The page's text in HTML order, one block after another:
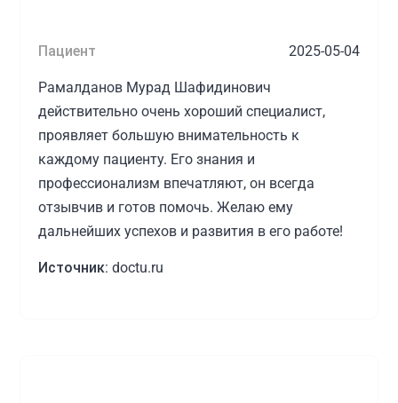
Пациент 2025-05-04
Рамалданов Мурад Шафидинович
действительно очень хороший специалист,
проявляет большую внимательность к
каждому пациенту. Его знания и
профессионализм впечатляют, он всегда
отзывчив и готов помочь. Желаю ему
дальнейших успехов и развития в его работе!
Источник: doctu.ru